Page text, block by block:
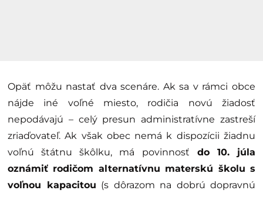
Opäť môžu nastať dva scenáre. Ak sa v rámci obce
nájde iné voľné miesto, rodičia novú žiadosť
nepodávajú – celý presun administratívne zastreší
zriaďovateľ. Ak však obec nemá k dispozícii žiadnu
voľnú štátnu škôlku, má povinnosť do 10. júla
oznámiť rodičom alternatívnu materskú školu s
voľnou kapacitou (s dôrazom na dobrú dopravnú